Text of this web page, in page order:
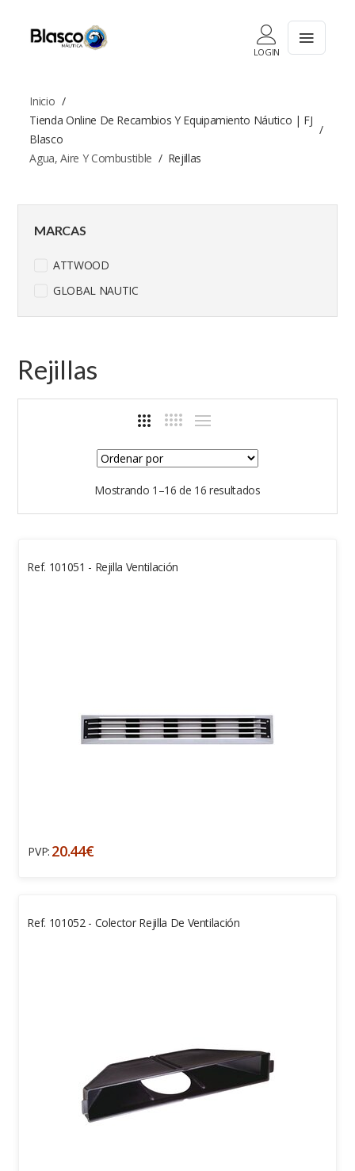
LOGIN
Inicio
Tienda Online De Recambios Y Equipamiento Náutico | FJ
Blasco
Agua, Aire Y Combustible
Rejillas
Rejillas
Mostrando 1–16 de 16 resultados
Ref. 101051 - Rejilla Ventilación
PVP: 20.44€
Ref. 101052 - Colector Rejilla De Ventilación
MARCAS
ATTWOOD
GLOBAL NAUTIC